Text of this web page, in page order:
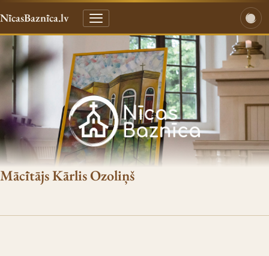
NīcasBaznīca.lv
Mācītājs Kārlis Ozoliņš